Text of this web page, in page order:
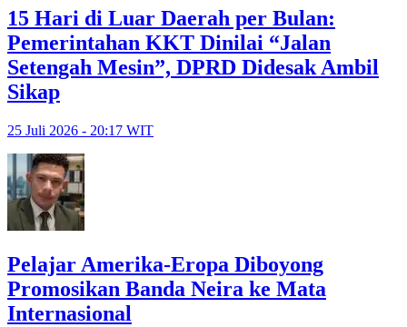
15 Hari di Luar Daerah per Bulan:
Pemerintahan KKT Dinilai “Jalan
Setengah Mesin”, DPRD Didesak Ambil
Sikap
25 Juli 2026 - 20:17 WIT
Pelajar Amerika-Eropa Diboyong
Promosikan Banda Neira ke Mata
Internasional